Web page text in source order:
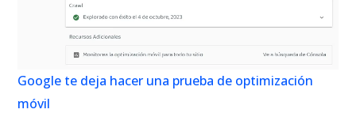
Google te deja hacer una prueba de optimización
móvil